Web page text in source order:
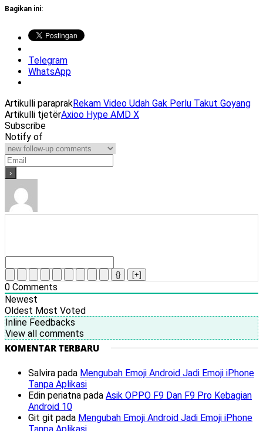
Bagikan ini:
Telegram
WhatsApp
Artikulli paraprakRekam Video Udah Gak Perlu Takut Goyang
Artikulli tjetërAxioo Hype AMD X
Subscribe
Notify of
{} [+]
0 Comments
Newest
Oldest Most Voted
Inline Feedbacks
View all comments
KOMENTAR TERBARU
Salvira pada Mengubah Emoji Android Jadi Emoji iPhone
Tanpa Aplikasi
Edin periatna pada Asik OPPO F9 Dan F9 Pro Kebagian
Android 10
Git git pada Mengubah Emoji Android Jadi Emoji iPhone